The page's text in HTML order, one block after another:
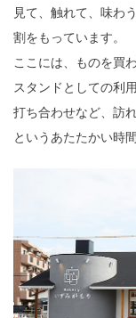
見て、触れて、味わ
割をもっています。
ここには、ものを買
スタンドとしての利
打ち合わせなど、訪
というあたたかい時